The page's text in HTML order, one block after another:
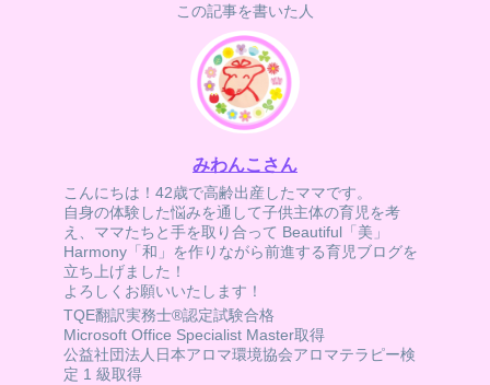
この記事を書いた人
みわんこさん
こんにちは！42歳で高齢出産したママです。
自身の体験した悩みを通して子供主体の育児を考
え、ママたちと手を取り合って Beautiful「美」
Harmony「和」を作りながら前進する育児ブログを
立ち上げました！
よろしくお願いいたします！
TQE翻訳実務士®認定試験合格
Microsoft Office Specialist Master取得
公益社団法人日本アロマ環境協会アロマテラピー検
定 1 級取得